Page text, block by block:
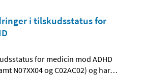
i tilskudsstatus for
for medicin mod ADHD
N07XX04 og C02AC02) og har…